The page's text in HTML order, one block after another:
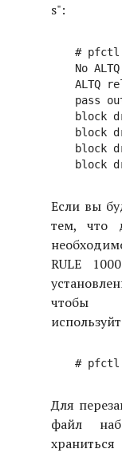
s":
# pfctl
No
ALTQ
pass
block
block
block
Если вы
тем, что
RULE
чтобы
Для
файл